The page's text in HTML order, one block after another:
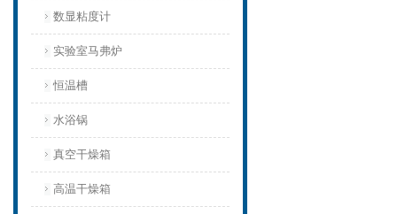
数显粘度计
实验室马弗炉
恒温槽
水浴锅
真空干燥箱
高温干燥箱